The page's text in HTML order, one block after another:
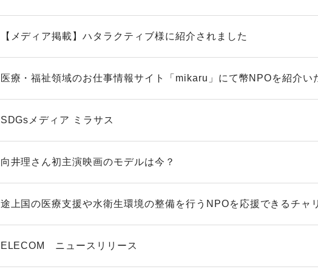
【メディア掲載】ハタラクティブ様に紹介されました
医療・福祉領域のお仕事情報サイト「mikaru」にて幣NPOを紹介い
SDGsメディア ミラサス
向井理さん初主演映画のモデルは今？
途上国の医療支援や水衛生環境の整備を行うNPOを応援できるチャ
ELECOM ニュースリリース